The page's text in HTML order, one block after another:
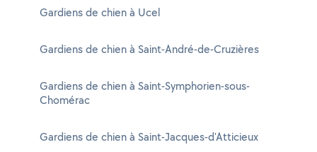
Gardiens de chien à Ucel
Gardiens de chien à Saint-André-de-Cruzières
Gardiens de chien à Saint-Symphorien-sous-
Chomérac
Gardiens de chien à Saint-Jacques-d'Atticieux